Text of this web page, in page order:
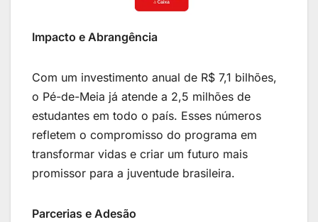
Impacto e Abrangência
Com um investimento anual de R$ 7,1 bilhões,
o Pé-de-Meia já atende a 2,5 milhões de
estudantes em todo o país. Esses números
refletem o compromisso do programa em
transformar vidas e criar um futuro mais
promissor para a juventude brasileira.
Parcerias e Adesão